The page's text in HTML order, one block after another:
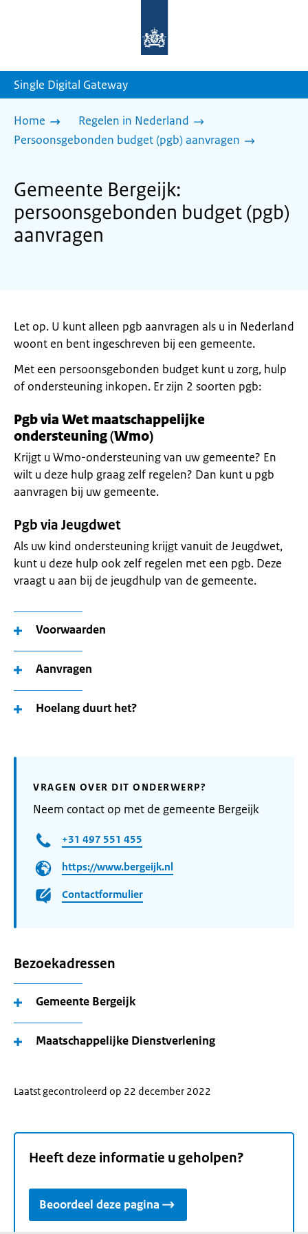
homepage
Single Digital Gateway
Home
Regelen in Nederland
Persoonsgebonden budget (pgb) aanvragen
Gemeente Bergeijk:
persoonsgebonden budget (pgb)
aanvragen
Let op. U kunt alleen pgb aanvragen als u in Nederland
woont en bent ingeschreven bij een gemeente.
Met een persoonsgebonden budget kunt u zorg, hulp
of ondersteuning inkopen. Er zijn 2 soorten pgb:
Pgb via Wet maatschappelijke
ondersteuning(Wmo)
Krijgt u Wmo-ondersteuning van uw gemeente? En
wilt u deze hulp graag zelf regelen? Dan kunt u pgb
aanvragen bij uw gemeente.
Pgb via Jeugdwet
Als uw kind ondersteuning krijgt vanuit de Jeugdwet,
kunt u deze hulp ook zelf regelen met een pgb. Deze
vraagt u aan bij de jeugdhulp van de gemeente.
Voorwaarden
Aanvragen
Hoelang duurt het?
VRAGEN OVER DIT ONDERWERP?
Neem contact op met de gemeente Bergeijk
+31 497 551 455
https://www.bergeijk.nl
Contactformulier
Bezoekadressen
Gemeente Bergeijk
Maatschappelijke Dienstverlening
Laatst gecontroleerd op 22 december 2022
Heeft deze informatie u geholpen?
Beoordeel deze pagina